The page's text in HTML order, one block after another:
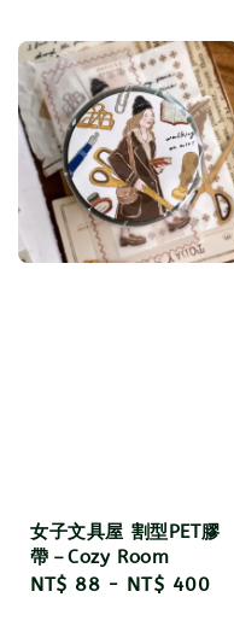
女子文具屋 割型PET膠
帶－Cozy Room
Regular
NT$ 88 - NT$ 400